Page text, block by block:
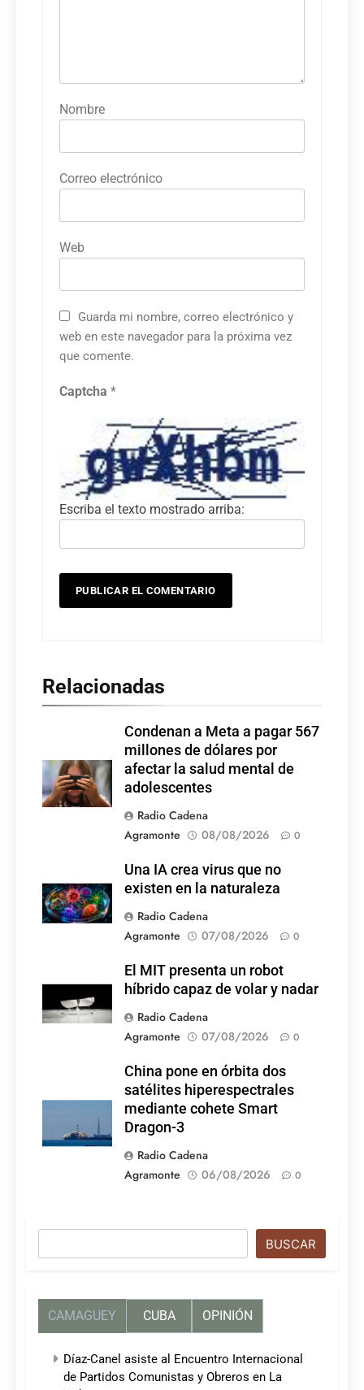
Nombre
Correo electrónico
Web
Guarda mi nombre, correo electrónico y
web en este navegador para la próxima vez
que comente.
Captcha *
Escriba el texto mostrado arriba:
Relacionadas
Condenan a Meta a pagar 567
millones de dólares por
afectar la salud mental de
adolescentes
Radio Cadena
Agramonte
08/08/2026 0
Una IA crea virus que no
existen en la naturaleza
Radio Cadena
Agramonte
07/08/2026 0
El MIT presenta un robot
híbrido capaz de volar y nadar
Radio Cadena
Agramonte
07/08/2026 0
China pone en órbita dos
satélites hiperespectrales
mediante cohete Smart
Dragon-3
Radio Cadena
Agramonte
06/08/2026 0
BUSCAR
CAMAGUEY CUBA OPINIÓN
Díaz-Canel asiste al Encuentro Internacional
de Partidos Comunistas y Obreros en La